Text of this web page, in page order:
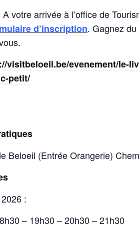
A votre arrivée à l’office de
d’inscription. Gagnez
visitbeloeil.be/evenement/le-
petit/
Beloeil (Entrée Orangerie)
:
– 19h30 – 20h30 – 21h30